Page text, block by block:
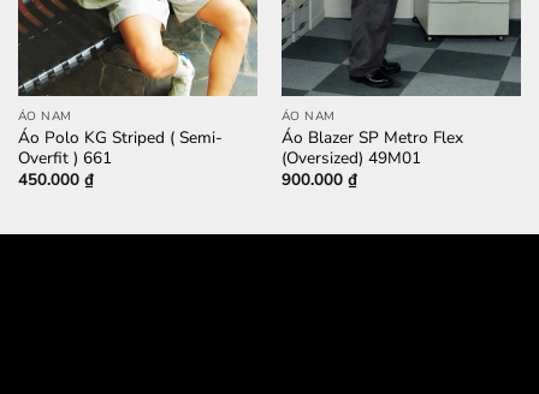
ÁO NAM
Áo Polo KG Striped ( Semi-
Overfit ) 661
450.000 ₫
ÁO NAM
Áo Blazer SP Metro Flex
(Oversized) 49M01
900.000 ₫